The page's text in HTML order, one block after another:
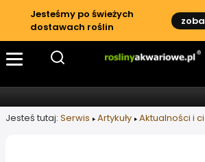
Jesteśmy po świeżych
dostawach roślin
Jesteś tutaj: Serwis Artykuły Aktualności i